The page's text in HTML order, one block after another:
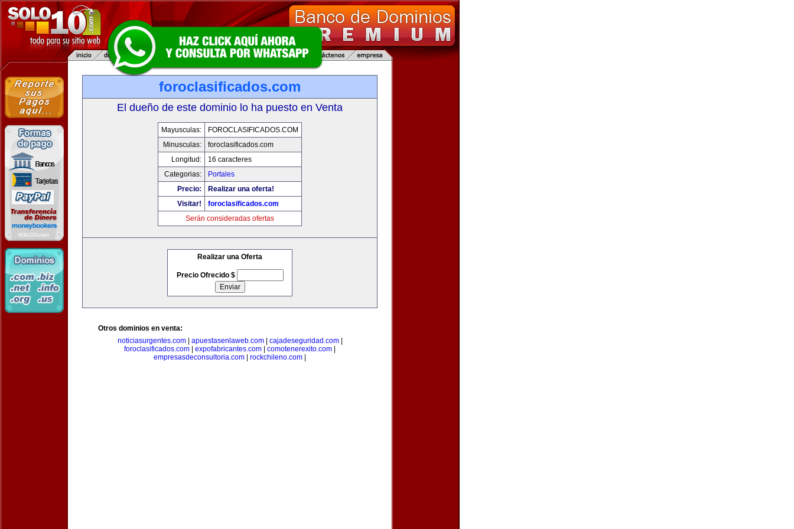
foroclasificados.com
El dueño de este dominio lo ha puesto en Venta
Mayusculas:
FOROCLASIFICADOS.COM
Minusculas:
foroclasificados.com
Longitud:
16 caracteres
Categorias:
Portales
Precio:
Realizar una oferta!
Visitar!
foroclasificados.com
Serán consideradas ofertas
Realizar una Oferta
Precio Ofrecido $
Otros dominios en venta:
noticiasurgentes.com| apuestasenlaweb.com| cajadeseguridad.com|
foroclasificados.com
expofabricantes.com comotenerexito.com
empresasdeconsultoria.com
rockchileno.com